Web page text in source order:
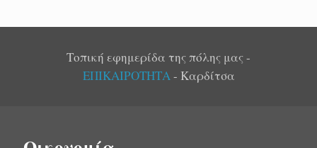
Τοπική εφημερίδα της πόλης μας -
ΕΠΙΚΑΙΡΟΤΗΤΑ- Καρδίτσα